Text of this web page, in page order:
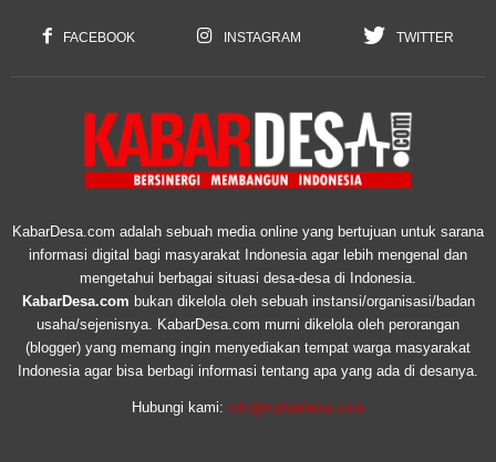
FACEBOOK INSTAGRAM TWITTER
KabarDesa.com adalah sebuah media online yang bertujuan untuk sarana
informasi digital bagi masyarakat Indonesia agar lebih mengenal dan
mengetahui berbagai situasi desa-desa di Indonesia.
KabarDesa.com bukan dikelola oleh sebuah instansi/organisasi/badan
usaha/sejenisnya. KabarDesa.com murni dikelola oleh perorangan
(blogger) yang memang ingin menyediakan tempat warga masyarakat
Indonesia agar bisa berbagi informasi tentang apa yang ada di desanya.
Hubungi kami: info@kabardesa.com